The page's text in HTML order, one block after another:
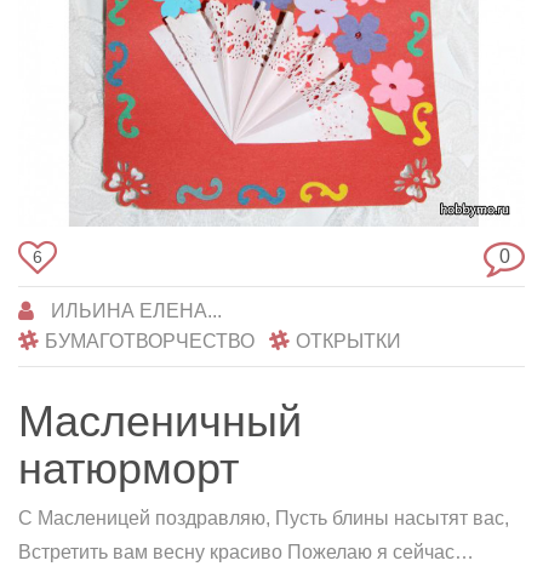
6 0
ИЛЬИНА ЕЛЕНА...
БУМАГОТВОРЧЕСТВО
ОТКРЫТКИ
Масленичный
натюрморт
С Масленицей поздравляю, Пусть блины насытят вас,
Встретить вам весну красиво Пожелаю я сейчас…